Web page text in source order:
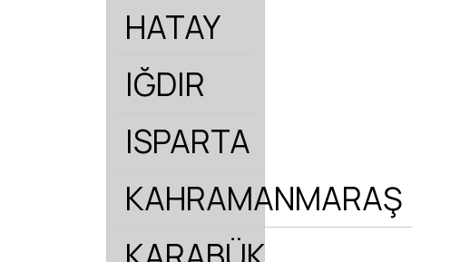
HATAY
IĞDIR
ISPARTA
KAHRAMANMARAŞ